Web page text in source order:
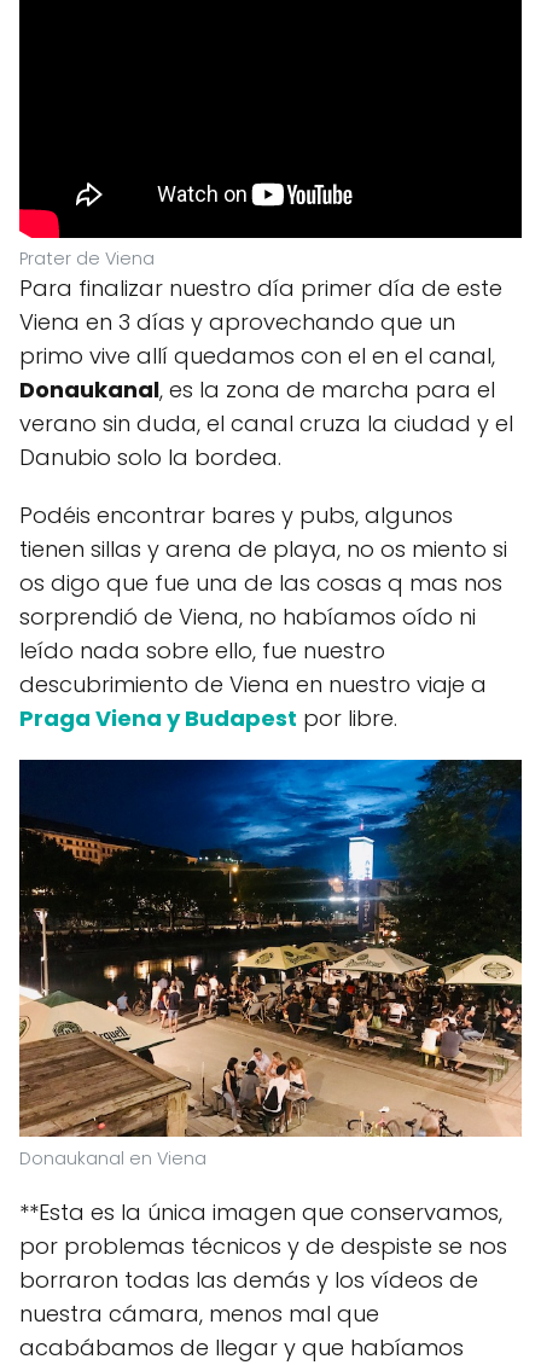
Prater de Viena
Para finalizar nuestro día primer día de este
Viena en 3 días y aprovechando que un
primo vive allí quedamos con el en el canal,
Donaukanal, es la zona de marcha para el
verano sin duda, el canal cruza la ciudad y el
Danubio solo la bordea.
Podéis encontrar bares y pubs, algunos
tienen sillas y arena de playa, no os miento si
os digo que fue una de las cosas q mas nos
sorprendió de Viena, no habíamos oído ni
leído nada sobre ello, fue nuestro
descubrimiento de Viena en nuestro viaje a
Praga Viena y Budapest por libre.
Donaukanal en Viena
**Esta es la única imagen que conservamos,
por problemas técnicos y de despiste se nos
borraron todas las demás y los vídeos de
nuestra cámara, menos mal que
acabábamos de llegar y que habíamos